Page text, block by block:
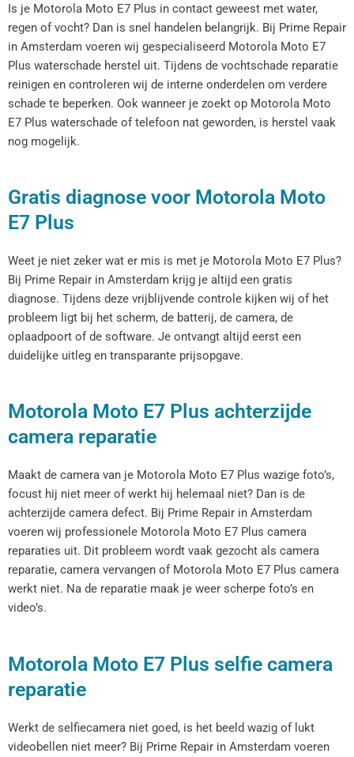
Is je Motorola Moto E7 Plus in contact geweest met water,
regen of vocht? Dan is snel handelen belangrijk. Bij Prime Repair
in Amsterdam voeren wij gespecialiseerd Motorola Moto E7
Plus waterschade herstel uit. Tijdens de vochtschade reparatie
reinigen en controleren wij de interne onderdelen om verdere
schade te beperken. Ook wanneer je zoekt op Motorola Moto
E7 Plus waterschade of telefoon nat geworden, is herstel vaak
nog mogelijk.
Gratis diagnose voor Motorola Moto
E7 Plus
Weet je niet zeker wat er mis is met je Motorola Moto E7 Plus?
Bij Prime Repair in Amsterdam krijg je altijd een gratis
diagnose. Tijdens deze vrijblijvende controle kijken wij of het
probleem ligt bij het scherm, de batterij, de camera, de
oplaadpoort of de software. Je ontvangt altijd eerst een
duidelijke uitleg en transparante prijsopgave.
Motorola Moto E7 Plus achterzijde
camera reparatie
Maakt de camera van je Motorola Moto E7 Plus wazige foto’s,
focust hij niet meer of werkt hij helemaal niet? Dan is de
achterzijde camera defect. Bij Prime Repair in Amsterdam
voeren wij professionele Motorola Moto E7 Plus camera
reparaties uit. Dit probleem wordt vaak gezocht als camera
reparatie, camera vervangen of Motorola Moto E7 Plus camera
werkt niet. Na de reparatie maak je weer scherpe foto’s en
video’s.
Motorola Moto E7 Plus selfie camera
reparatie
Werkt de selfiecamera niet goed, is het beeld wazig of lukt
videobellen niet meer? Bij Prime Repair in Amsterdam voeren